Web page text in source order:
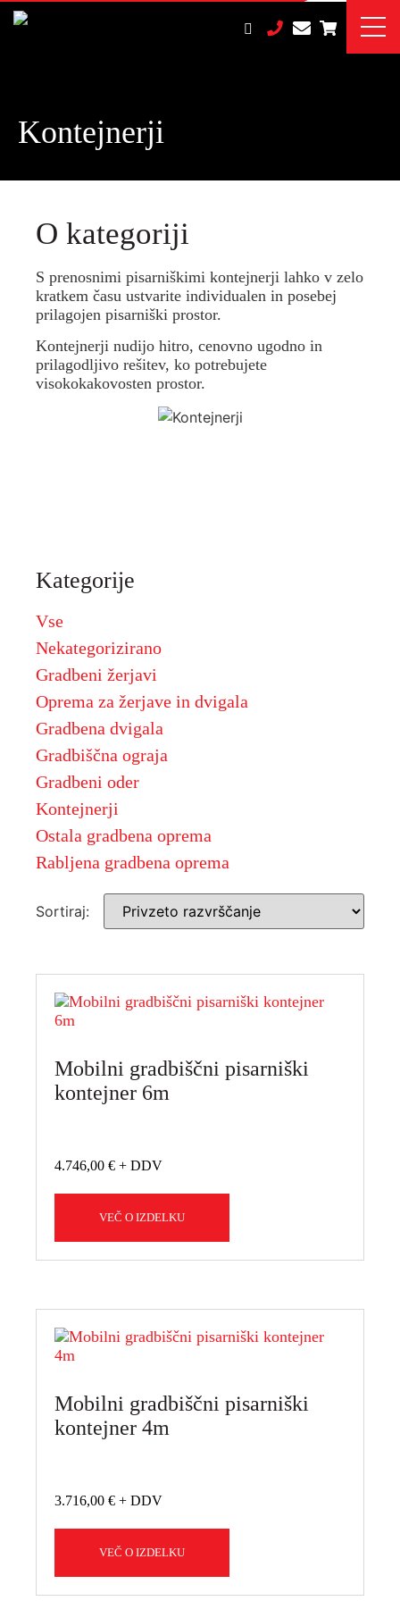
Kontejnerji
O kategoriji
S prenosnimi pisarniškimi kontejnerji lahko v zelo
kratkem času ustvarite individualen in posebej
prilagojen pisarniški prostor.
Kontejnerji nudijo hitro, cenovno ugodno in
prilagodljivo rešitev, ko potrebujete
visokokakovosten prostor.
Kategorije
Vse
Nekategorizirano
Gradbeni žerjavi
Oprema za žerjave in dvigala
Gradbena dvigala
Gradbiščna ograja
Gradbeni oder
Kontejnerji
Ostala gradbena oprema
Rabljena gradbena oprema
Sortiraj:
Mobilni gradbiščni pisarniški
kontejner 6m
4.746,00 €
VEČ O IZDELKU
Mobilni gradbiščni pisarniški
kontejner 4m
3.716,00 €
VEČ O IZDELKU